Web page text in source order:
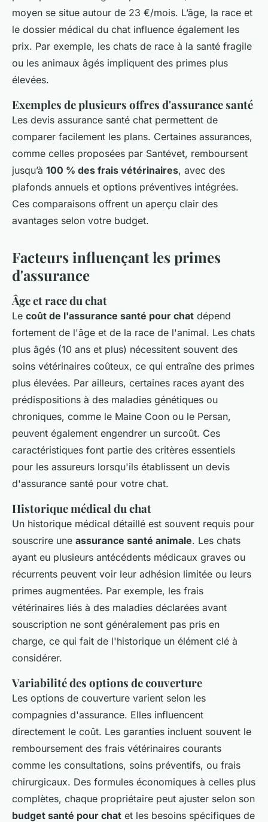
moyen se situe autour de 23 €/mois. L’âge, la race et
le dossier médical du chat influence également les
prix. Par exemple, les chats de race à la santé fragile
ou les animaux âgés impliquent des primes plus
élevées.
Exemples de plusieurs offres d'assurance santé
Les devis assurance santé chat permettent de
comparer facilement les plans. Certaines assurances,
comme celles proposées par Santévet, remboursent
jusqu’à 100 % des frais vétérinaires, avec des
plafonds annuels et options préventives intégrées.
Ces comparaisons offrent un aperçu clair des
avantages selon votre budget.
Facteurs influençant les primes
d'assurance
Âge et race du chat
Le coût de l'assurance santé pour chat dépend
fortement de l'âge et de la race de l'animal. Les chats
plus âgés (10 ans et plus) nécessitent souvent des
soins vétérinaires coûteux, ce qui entraîne des primes
plus élevées. Par ailleurs, certaines races ayant des
prédispositions à des maladies génétiques ou
chroniques, comme le Maine Coon ou le Persan,
peuvent également engendrer un surcoût. Ces
caractéristiques font partie des critères essentiels
pour les assureurs lorsqu'ils établissent un devis
d'assurance santé pour votre chat.
Historique médical du chat
Un historique médical détaillé est souvent requis pour
souscrire une assurance santé animale. Les chats
ayant eu plusieurs antécédents médicaux graves ou
récurrents peuvent voir leur adhésion limitée ou leurs
primes augmentées. Par exemple, les frais
vétérinaires liés à des maladies déclarées avant
souscription ne sont généralement pas pris en
charge, ce qui fait de l'historique un élément clé à
considérer.
Variabilité des options de couverture
Les options de couverture varient selon les
compagnies d'assurance. Elles influencent
directement le coût. Les garanties incluent souvent le
remboursement des frais vétérinaires courants
comme les consultations, soins préventifs, ou frais
chirurgicaux. Des formules économiques à celles plus
complètes, chaque propriétaire peut ajuster selon son
budget santé pour chat et les besoins spécifiques de